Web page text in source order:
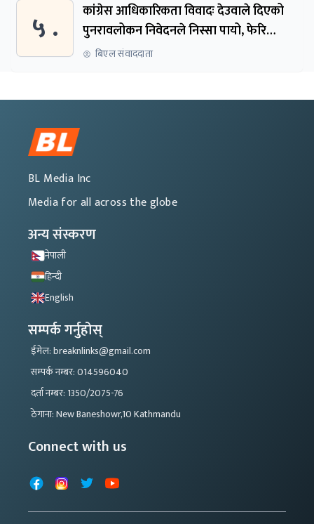
५ .
कांग्रेस आधिकारिकता विवादः देउवाले दिएको
पुनरावलोकन निवेदनले निस्सा पायो, फेरि
सुरुदेखि सुनुवाइ हुने
बिएल संवाददाता
BL Media Inc
Media for all across the globe
अन्य संस्करण
नेपाली
हिन्दी
English
सम्पर्क गर्नुहोस्
ईमेल: breaknlinks@gmail.com
सम्पर्क नम्बर: 014596040
दर्ता नम्बर: 1350/2075-76
ठेगाना: New Baneshowr,10 Kathmandu
Connect with us
FacebookInstagram
X YouTube